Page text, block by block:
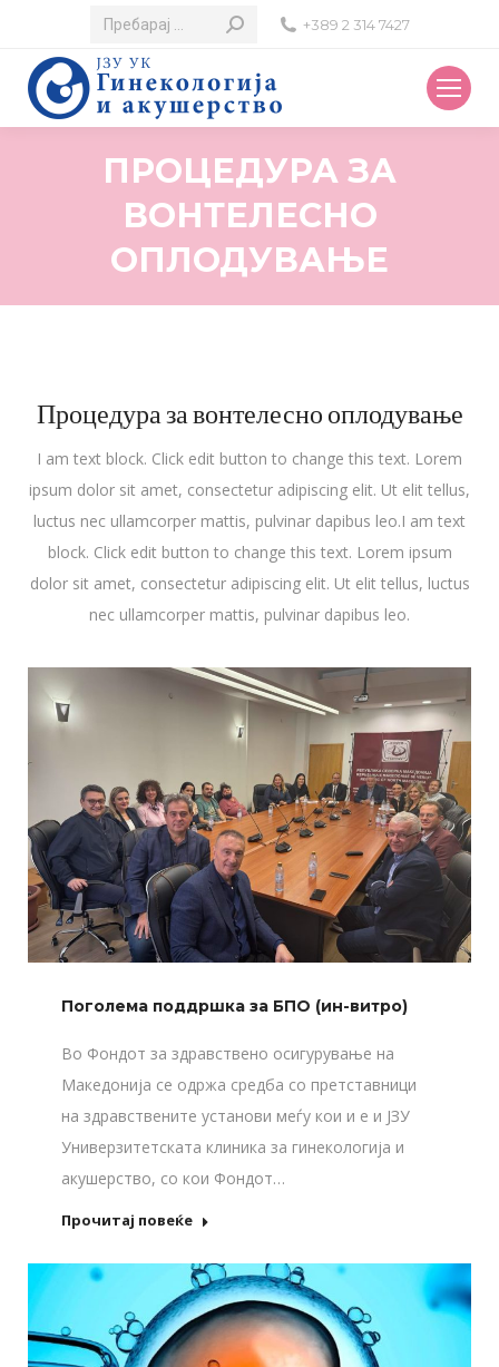
Search:
+389 2 314 7427
ПРОЦЕДУРА ЗА
ВОНТЕЛЕСНО
ОПЛОДУВАЊЕ
Процедура за вонтелесно оплодување
I am text block. Click edit button to change this text. Lorem
ipsum dolor sit amet, consectetur adipiscing elit. Ut elit tellus,
luctus nec ullamcorper mattis, pulvinar dapibus leo.I am text
block. Click edit button to change this text. Lorem ipsum
dolor sit amet, consectetur adipiscing elit. Ut elit tellus, luctus
nec ullamcorper mattis, pulvinar dapibus leo.
Поголема поддршка за БПО (ин-витро)
Во Фондот за здравствено осигурување на
Македонија се одржа средба со претставници
на здравствените установи меѓу кои и е и ЈЗУ
Универзитетската клиника за гинекологија и
акушерство, со кои Фондот…
Прочитај повеќе